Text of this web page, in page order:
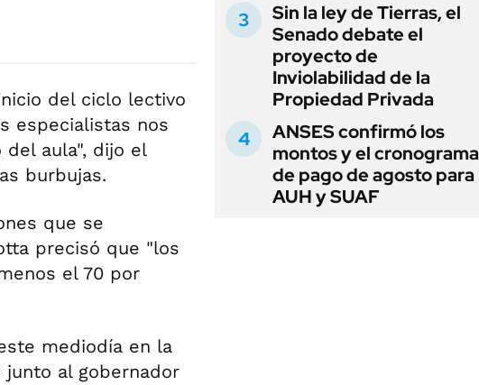
del ciclo lectivo
especialistas nos
aula", dijo el
burbujas.
que se
precisó que "los
el 70 por
mediodía en la
junto al gobernador
Sin la ley de Tierras, el
Senado debate el
proyecto de
Inviolabilidad de la
Propiedad Privada
ANSES confirmó los
montos y el cronograma
de pago de agosto para
AUH y SUAF